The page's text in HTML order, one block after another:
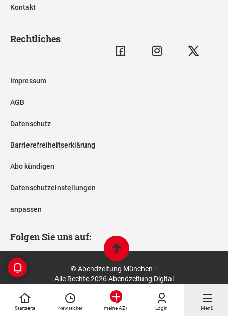
Startseite Newsticker meine AZ+ Login Menü
Kontakt
Rechtliches
Impressum
AGB
Datenschutz
Barrierefreiheitserklärung
Abo kündigen
Datenschutzeinstellungen
anpassen
Folgen Sie uns auf:
© Abendzeitung München ·
Alle Rechte 2026 Abendzeitung Digital